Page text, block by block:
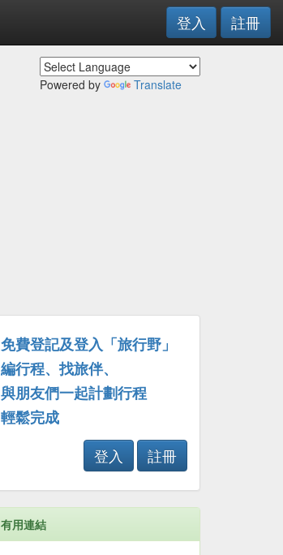
登入 註冊
Powered by Translate
免費登記及登入「旅行野」
編行程、找旅伴、
與朋友們一起計劃行程
輕鬆完成
登入
註冊
有用連結